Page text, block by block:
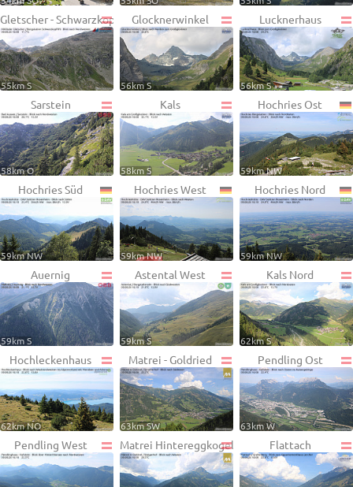
Gletscher - Schwarzkopf
55km S
Glocknerwinkel
56km S
Lucknerhaus
56km S
Sarstein
58km O
Kals
58km S
Hochries Ost
59km NW
Hochries Süd
59km NW
Hochries West
59km NW
Hochries Nord
59km NW
Auernig
59km S
Astental West
59km S
Kals Nord
62km S
Hochleckenhaus
62km NO
Matrei - Goldried
63km SW
Pendling Ost
63km W
Pendling West Matrei Hintereggkogel Flattach